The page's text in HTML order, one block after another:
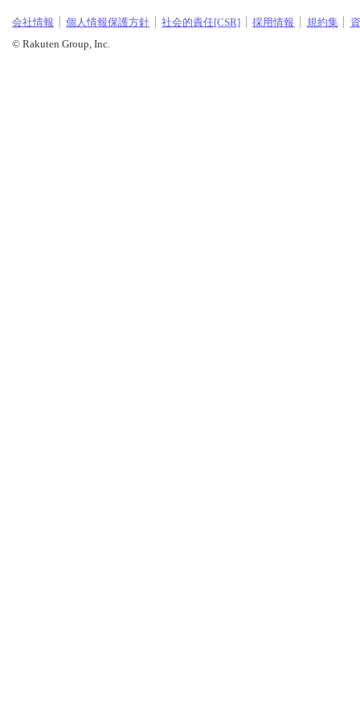
会社情報 個人情報保護方針 社会的責任[CSR] 採用情報 規約集
© Rakuten Group, Inc.